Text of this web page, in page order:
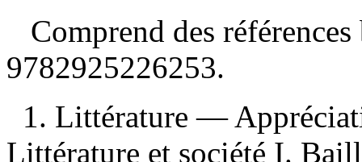
Comprend des
9782925226253.
1. Littérature —
Littérature et société I.